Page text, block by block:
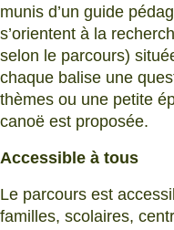
munis d’un guide
s’orientent à la
selon le parcours)
chaque balise une
thèmes ou une petite
canoë est proposée.
Accessible à tous
Le parcours est
familles, scolaires,